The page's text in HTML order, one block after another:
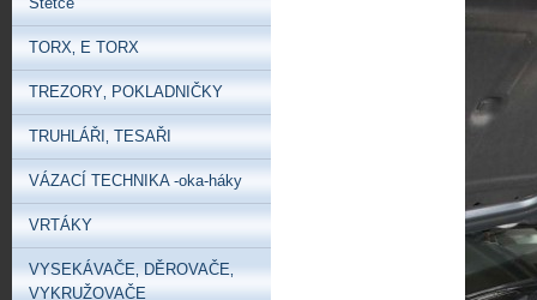
TORX‚ E TORX
TREZORY‚ POKLADNIČKY
TRUHLÁŘI‚ TESAŘI
VÁZACÍ TECHNIKA -oka-háky
VRTÁKY
VYSEKÁVAČE‚ DĚROVAČE‚
VYKRUŽOVAČE